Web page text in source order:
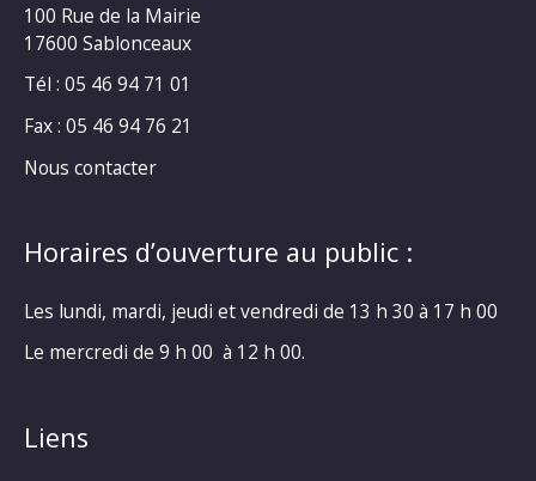
100 Rue de la Mairie
17600 Sablonceaux
Tél : 05 46 94 71 01
Fax : 05 46 94 76 21
Nous contacter
Horaires d’ouverture au public :
Les lundi, mardi, jeudi et vendredi de 13 h 30 à 17 h 00
Le mercredi de 9 h 00 à 12 h 00.
Liens